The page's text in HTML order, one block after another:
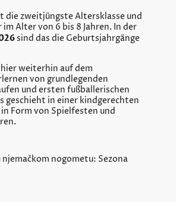
die zweitjüngste Altersklasse und
Alter von 6 bis 8 Jahren. In der
sind das die Geburtsjahrgänge
weiterhin auf dem
von grundlegenden
und ersten fußballerischen
geschieht in einer kindgerechten
Form von Spielfesten und
njemačkom nogometu: Sezona